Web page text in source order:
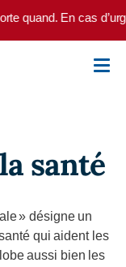
quand. En cas
santé
» désigne un
qui aident les
aussi bien les